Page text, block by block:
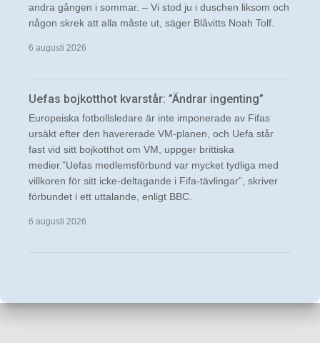
andra gången i sommar. – Vi stod ju i duschen liksom och
någon skrek att alla måste ut, säger Blåvitts Noah Tolf.
6 augusti 2026
Uefas bojkotthot kvarstår: ”Ändrar ingenting”
Europeiska fotbollsledare är inte imponerade av Fifas
ursäkt efter den havererade VM-planen, och Uefa står
fast vid sitt bojkotthot om VM, uppger brittiska
medier.”Uefas medlemsförbund var mycket tydliga med
villkoren för sitt icke-deltagande i Fifa-tävlingar”, skriver
förbundet i ett uttalande, enligt BBC.
6 augusti 2026